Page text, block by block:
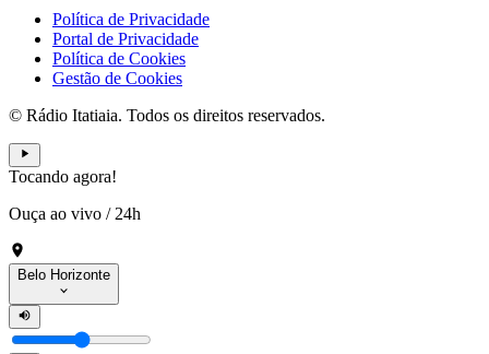
Política de Privacidade
Portal de Privacidade
Política de Cookies
Gestão de Cookies
© Rádio Itatiaia. Todos os direitos reservados.
Tocando agora!
Ouça ao vivo / 24h
Belo Horizonte